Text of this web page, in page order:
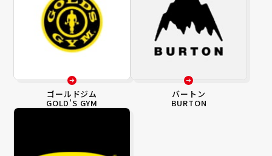
ゴールドジム
GOLD’S GYM
バートン
BURTON